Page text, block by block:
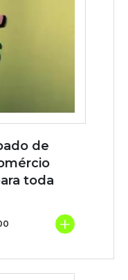
de
toda
+